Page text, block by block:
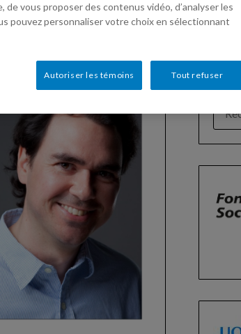
de vous proposer des contenus vidéo, d’analyser les
pouvez personnaliser votre choix en sélectionnant
Tout refuser
Autoriser les témoins